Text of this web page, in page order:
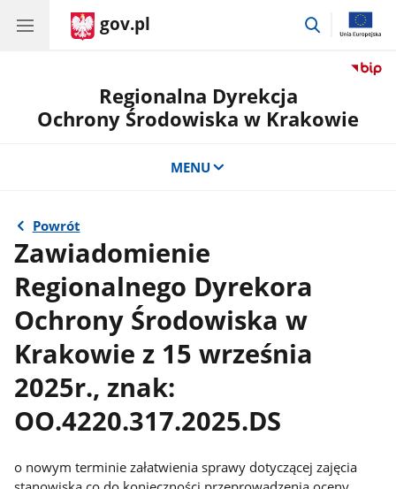
gov.pl
przejdź
Regionalna Dyrekcja
Ochrony Środowiska w Krakowie
MENU
Powrót
Zawiadomienie
Regionalnego Dyrekora
Ochrony Środowiska w
Krakowie z 15 września
2025r., znak:
OO.4220.317.2025.DS
o nowym terminie załatwienia sprawy dotyczącej zajęcia